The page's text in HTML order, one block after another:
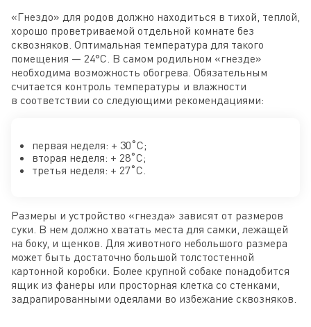
«Гнездо» для родов должно находиться в тихой, теплой,
хорошо проветриваемой отдельной комнате без
сквозняков. Оптимальная температура для такого
помещения — 24°C. В самом родильном «гнезде»
необходима возможность обогрева. Обязательным
считается контроль температуры и влажности
в соответствии со следующими рекомендациями:
первая неделя: + 30˚С;
вторая неделя: + 28˚С;
третья неделя: + 27˚С.
Размеры и устройство «гнезда» зависят от размеров
суки. В нем должно хватать места для самки, лежащей
на боку, и щенков. Для животного небольшого размера
может быть достаточно большой толстостенной
картонной коробки. Более крупной собаке понадобится
ящик из фанеры или просторная клетка со стенками,
задрапированными одеялами во избежание сквозняков.